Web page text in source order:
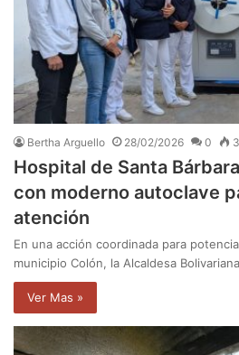
Bertha Arguello 28/02/2026 0
Hospital de Santa
con moderno autoclave
atención
En una acción coordinada para
municipio Colón, la Alcaldesa
Ver Mas »